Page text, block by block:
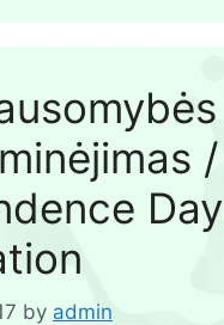
/
Day
by admin